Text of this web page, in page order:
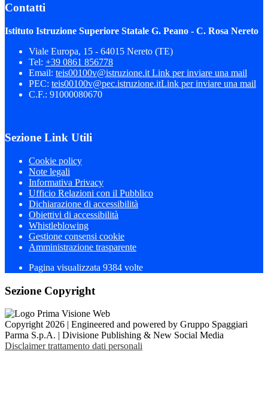
Contatti
Istituto Istruzione Superiore Statale G. Peano - C. Rosa Nereto
Viale Europa, 15 - 64015 Nereto (TE)
Tel: +39 0861 856778
Email: teis00100v@istruzione.it Link per inviare una mail
PEC: teis00100v@pec.istruzione.itLink per inviare una mail
C.F.: 91000080670
Sezione Link Utili
Cookie policy
Note legali
Informativa Privacy
Ufficio Relazioni con il Pubblico
Dichiarazione di accessibilità
Obiettivi di accessibilità
Whistleblowing
Gestione consensi cookie
Amministrazione trasparente
Pagina visualizzata 9384 volte
Sezione Copyright
Copyright 2026 | Engineered and powered by Gruppo Spaggiari
Parma S.p.A. | Divisione Publishing & New Social Media
Disclaimer trattamento dati personali